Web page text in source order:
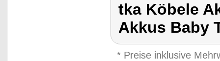
tka Köbele
Akkus Baby
* Preise inklusive